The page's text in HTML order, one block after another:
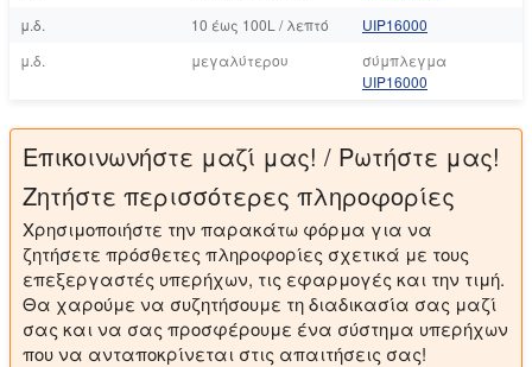
μ.δ.
10 έως 100L / λεπτό
UIP16000
μ.δ.
μεγαλύτερου
σύμπλεγμα
UIP16000
Επικοινωνήστε μαζί μας! / Ρωτήστε μας!
Ζητήστε περισσότερες πληροφορίες
Χρησιμοποιήστε την παρακάτω φόρμα για να
ζητήσετε πρόσθετες πληροφορίες σχετικά με τους
επεξεργαστές υπερήχων, τις εφαρμογές και την τιμή.
Θα χαρούμε να συζητήσουμε τη διαδικασία σας μαζί
σας και να σας προσφέρουμε ένα σύστημα υπερήχων
που να ανταποκρίνεται στις απαιτήσεις σας!